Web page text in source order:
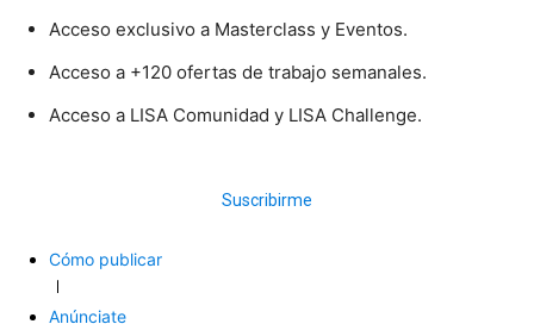
Acceso exclusivo a Masterclass y Eventos.
Acceso a +120 ofertas de trabajo semanales.
Acceso a LISA Comunidad y LISA Challenge.
Suscribirme
Cómo publicar
Anúnciate